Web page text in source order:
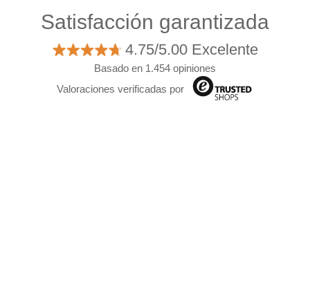
Satisfacción garantizada
4.75/5.00 Excelente
Basado en 1.454 opiniones
Valoraciones verificadas por